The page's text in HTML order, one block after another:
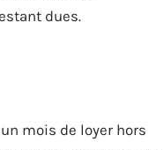
dues.
mois de loyer hors